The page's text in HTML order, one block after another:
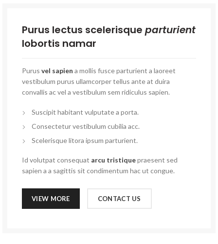
Purus lectus scelerisque parturient
lobortis namar
Purus vel sapien a mollis fusce parturient a laoreet
vestibulum purus ullamcorper tellus ante at duira
convallis ac vel a vestibulum sem ridiculus sapien.
Suscipit habitant vulputate a porta.
Consectetur vestibulum cubilia acc.
Scelerisque litora ipsum parturient.
Id volutpat consequat arcu tristiquepraesent sed
sapien a a sagittis sit condimentum hac ut congue.
VIEW MORE CONTACT US